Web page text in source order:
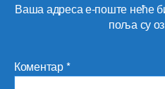
Ваша адреса е-поште неће
поља су
Коментар*